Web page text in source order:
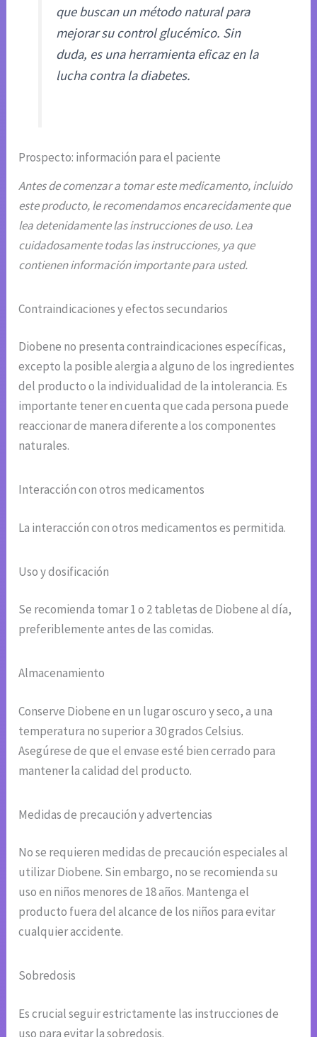
que buscan un método natural para
mejorar su control glucémico. Sin
duda, es una herramienta eficaz en la
lucha contra la diabetes.
Prospecto: información para el paciente
Antes de comenzar a tomar este medicamento, incluido
este producto, le recomendamos encarecidamente que
lea detenidamente las instrucciones de uso. Lea
cuidadosamente todas las instrucciones, ya que
contienen información importante para usted.
Contraindicaciones y efectos secundarios
Diobene no presenta contraindicaciones específicas,
excepto la posible alergia a alguno de los ingredientes
del producto o la individualidad de la intolerancia. Es
importante tener en cuenta que cada persona puede
reaccionar de manera diferente a los componentes
naturales.
Interacción con otros medicamentos
La interacción con otros medicamentos es permitida.
Uso y dosificación
Se recomienda tomar 1 o 2 tabletas de Diobene al día,
preferiblemente antes de las comidas.
Almacenamiento
Conserve Diobene en un lugar oscuro y seco, a una
temperatura no superior a 30 grados Celsius.
Asegúrese de que el envase esté bien cerrado para
mantener la calidad del producto.
Medidas de precaución y advertencias
No se requieren medidas de precaución especiales al
utilizar Diobene. Sin embargo, no se recomienda su
uso en niños menores de 18 años. Mantenga el
producto fuera del alcance de los niños para evitar
cualquier accidente.
Sobredosis
Es crucial seguir estrictamente las instrucciones de
uso para evitar la sobredosis.